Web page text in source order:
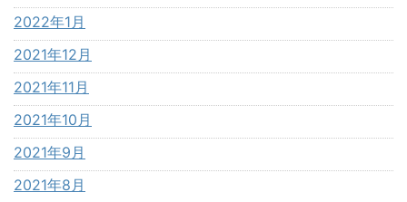
2022年1月
2021年12月
2021年11月
2021年10月
2021年9月
2021年8月